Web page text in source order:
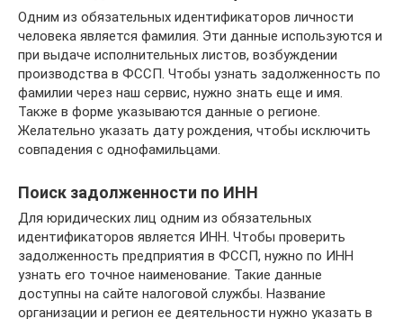
Одним из обязательных идентификаторов личности
человека является фамилия. Эти данные используются и
при выдаче исполнительных листов, возбуждении
производства в ФССП. Чтобы узнать задолженность по
фамилии через наш сервис, нужно знать еще и имя.
Также в форме указываются данные о регионе.
Желательно указать дату рождения, чтобы исключить
совпадения с однофамильцами.
Поиск задолженности по ИНН
Для юридических лиц одним из обязательных
идентификаторов является ИНН. Чтобы проверить
задолженность предприятия в ФССП, нужно по ИНН
узнать его точное наименование. Такие данные
доступны на сайте налоговой службы. Название
организации и регион ее деятельности нужно указать в